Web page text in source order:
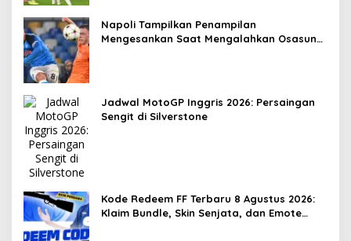
Napoli Tampilkan Penampilan
Mengesankan Saat Mengalahkan Osasuna
Jadwal MotoGP Inggris 2026: Persaingan
Sengit di Silverstone
Kode Redeem FF Terbaru 8 Agustus 2026:
Klaim Bundle, Skin Senjata, dan Emote